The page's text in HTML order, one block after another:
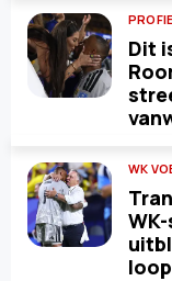
Dit
WK
loop